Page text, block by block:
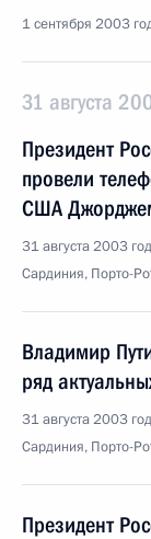
1 сентября 2003
31 августа
Президент
провели
США
31 августа 2003
Сардиния, Порто-
Владимир
ряд
31 августа 2003
Сардиния, Порто-
Президент